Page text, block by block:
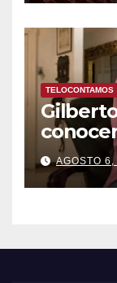
TELOCONTAMOS
tribunal
AGOSTO